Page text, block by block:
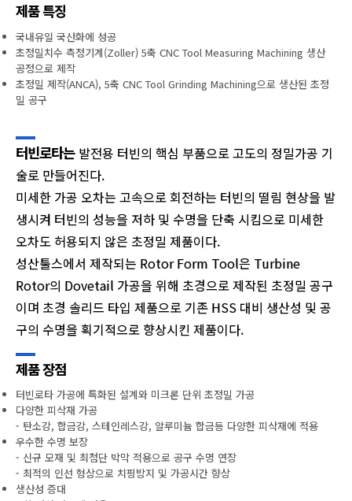
제품 특징
국내유일 국산화에 성공
초정밀치수 측정기계(Zoller) 5축 CNC Tool Measuring Machining 생산
공정으로 제작
초정밀 제작(ANCA), 5축 CNC Tool Grinding Machining으로 생산된 초정
밀 공구
터빈로타는 발전용 터빈의 핵심 부품으로 고도의 정밀가공 기
술로 만들어진다.
미세한 가공 오차는 고속으로 회전하는 터빈의 떨림 현상을 발
생시켜 터빈의 성능을 저하 및 수명을 단축 시킴으로 미세한
오차도 허용되지 않은 초정밀 제품이다.
성산툴스에서 제작되는 Rotor Form Tool은 Turbine
Rotor의 Dovetail 가공을 위해 초경으로 제작된 초정밀 공구
이며 초경 솔리드 타입 제품으로 기존 HSS 대비 생산성 및 공
구의 수명을 획기적으로 향상시킨 제품이다.
제품 장점
터빈로타 가공에 특화된 설계와 미크론 단위 초정밀 가공
다양한 피삭재 가공
- 탄소강, 합금강, 스테인레스강, 알루미늄 합금등 다양한 피삭재에 적용
우수한 수명 보장
- 신규 모재 및 최첨단 박막 적용으로 공구 수명 연장
- 최적의 인선 형상으로 치핑방지 및 가공시간 향상
생산성 증대